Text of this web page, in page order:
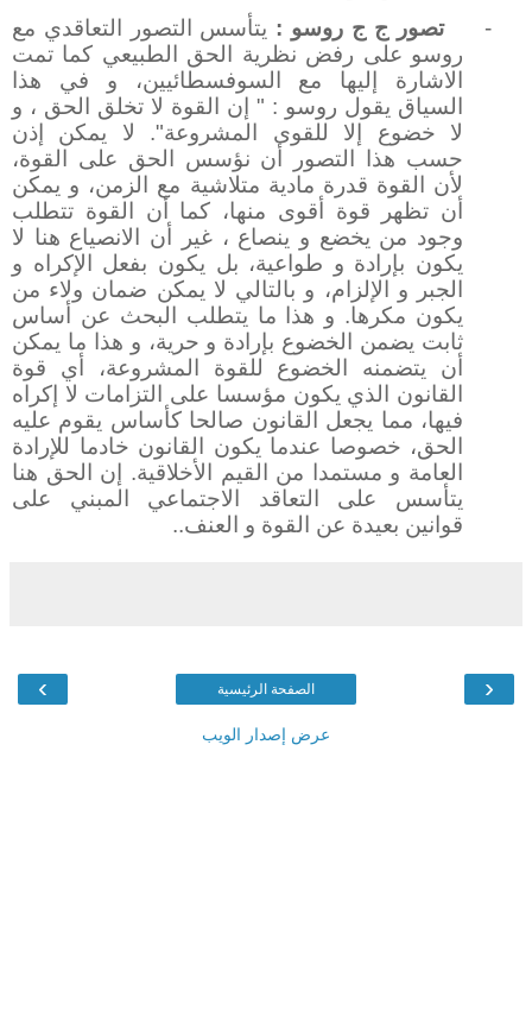
-
تصور ج ج روسو : يتأسس التصور التعاقدي مع
روسو على رفض نظرية الحق الطبيعي كما تمت
الاشارة إليها مع السوفسطائيين، و في هذا
السياق يقول روسو : " إن القوة لا تخلق الحق ، و
لا خضوع إلا للقوى المشروعة". لا يمكن إذن
حسب هذا التصور أن نؤسس الحق على القوة،
لأن القوة قدرة مادية متلاشية مع الزمن، و يمكن
أن تظهر قوة أقوى منها، كما أن القوة تتطلب
وجود من يخضع و ينصاع ، غير أن الانصياع هنا لا
يكون بإرادة و طواعية، بل يكون بفعل الإكراه و
الجبر و الإلزام، و بالتالي لا يمكن ضمان ولاء من
يكون مكرها. و هذا ما يتطلب البحث عن أساس
ثابت يضمن الخضوع بإرادة و حرية، و هذا ما يمكن
أن يتضمنه الخضوع للقوة المشروعة، أي قوة
القانون الذي يكون مؤسسا على التزامات لا إكراه
فيها، مما يجعل القانون صالحا كأساس يقوم عليه
الحق، خصوصا عندما يكون القانون خادما للإرادة
العامة و مستمدا من القيم الأخلاقية. إن الحق هنا
يتأسس على التعاقد الاجتماعي المبني على
قوانين بعيدة عن القوة و العنف..
‹
› الصفحة الرئيسية
عرض إصدار الويب